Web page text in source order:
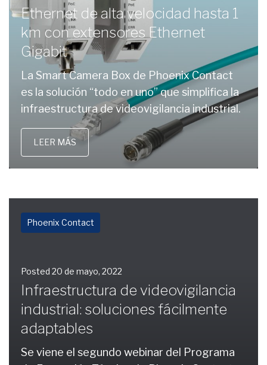
Ethernet de alta velocidad hasta 1
km con extensores Ethernet
Gigabit
La Smart Camera Box de Phoenix Contact
es la solución “todo en uno” que simplifica la
infraestructura de videovigilancia industrial.
LEER MÁS
Phoenix Contact
Posted 20 de mayo, 2022
Infraestructura de videovigilancia
industrial: soluciones fácilmente
adaptables
Se viene el segundo webinar del Programa